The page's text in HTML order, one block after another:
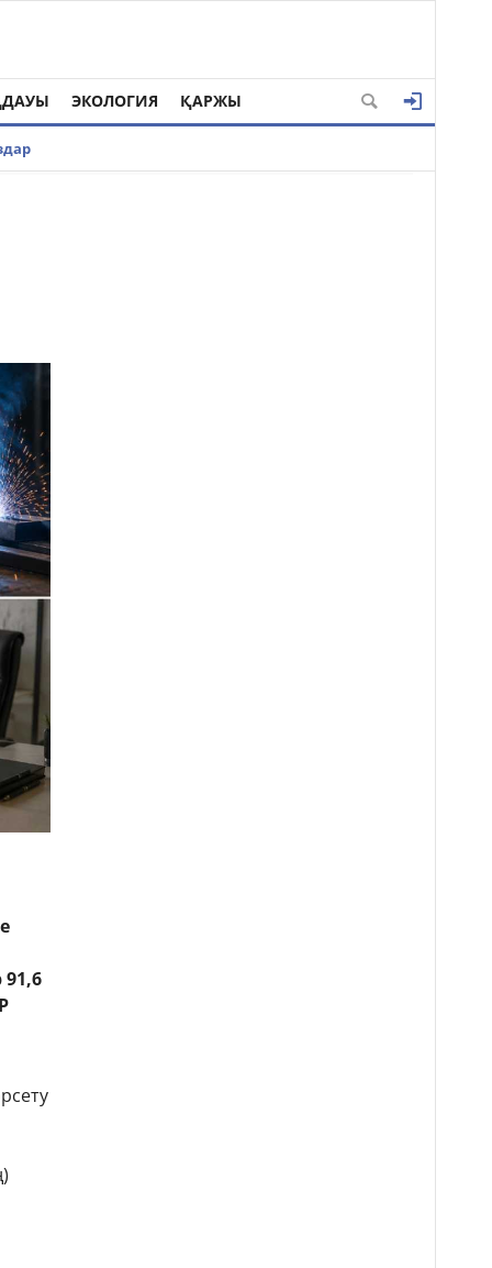
ЭКОЛОГИЯ ҚАРЖЫ